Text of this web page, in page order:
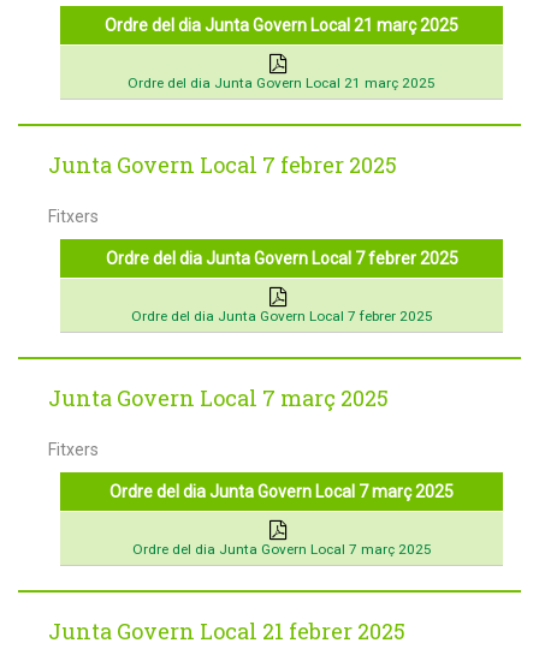
Ordre del dia Junta Govern Local 21 març 2025
Ordre del dia Junta Govern Local 21 març 2025
Junta Govern Local 7 febrer 2025
Fitxers
Ordre del dia Junta Govern Local 7 febrer 2025
Ordre del dia Junta Govern Local 7 febrer 2025
Junta Govern Local 7 març 2025
Fitxers
Ordre del dia Junta Govern Local 7 març 2025
Ordre del dia Junta Govern Local 7 març 2025
Junta Govern Local 21 febrer 2025